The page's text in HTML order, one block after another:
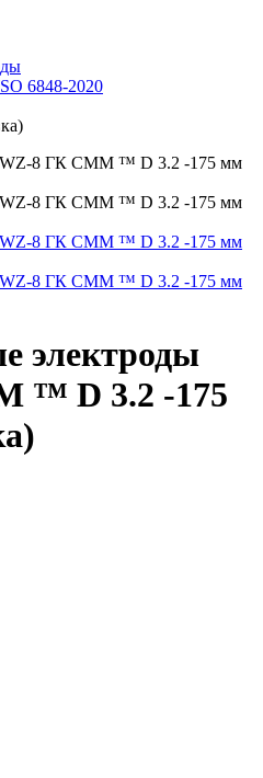
6848-2020
электроды
™ D 3.2 -175